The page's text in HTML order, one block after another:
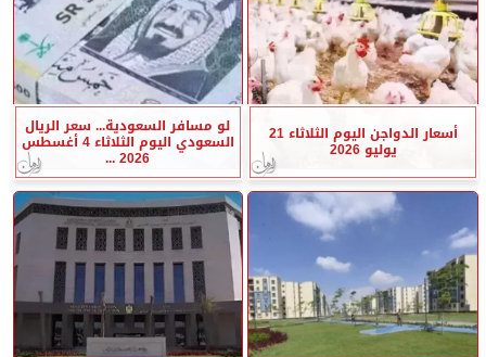
أسعار الدواجن اليوم الثلاثاء 21
يوليو 2026
لو مسافر السعودية... سعر الريال
السعودي اليوم الثلاثاء 4 أغسطس
2026 ...